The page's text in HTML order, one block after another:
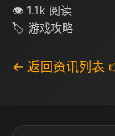
👁 1.1k 阅读
🏷 游戏攻略
← 返回资讯列表